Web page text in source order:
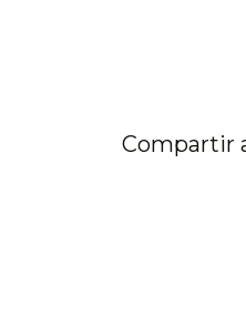
Compartir